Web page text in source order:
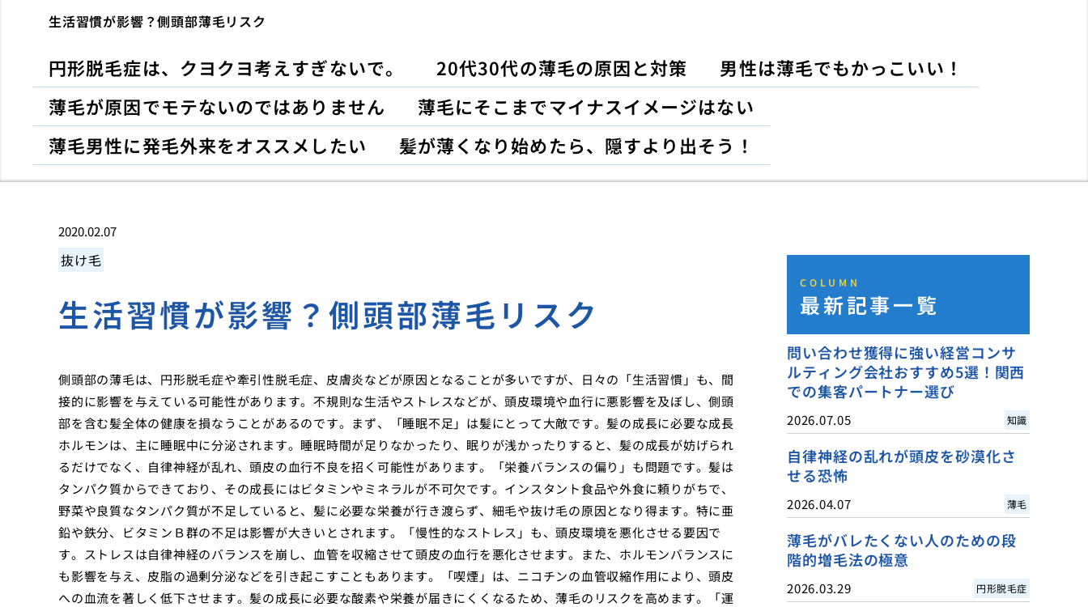
生活習慣が影響？側頭部薄毛リスク
円形脱毛症は、クヨクヨ考えすぎないで。 20代30代の薄毛の原因と対策
男性は薄毛でもかっこいい！
薄毛が原因でモテないのではありません
薄毛にそこまでマイナスイメージはない
薄毛男性に発毛外来をオススメしたい
髪が薄くなり始めたら、隠すより出そう！
2020.02.07
抜け毛
生活習慣が影響？側頭部薄毛リスク
側頭部の薄毛は、円形脱毛症や牽引性脱毛症、皮膚炎などが原因となることが多いですが、日々の「生活習慣」も、間
接的に影響を与えている可能性があります。不規則な生活やストレスなどが、頭皮環境や血行に悪影響を及ぼし、側頭
部を含む髪全体の健康を損なうことがあるのです。まず、「睡眠不足」は髪にとって大敵です。髪の成長に必要な成長
ホルモンは、主に睡眠中に分泌されます。睡眠時間が足りなかったり、眠りが浅かったりすると、髪の成長が妨げられ
るだけでなく、自律神経が乱れ、頭皮の血行不良を招く可能性があります。「栄養バランスの偏り」も問題です。髪は
タンパク質からできており、その成長にはビタミンやミネラルが不可欠です。インスタント食品や外食に頼りがちで、
野菜や良質なタンパク質が不足していると、髪に必要な栄養が行き渡らず、細毛や抜け毛の原因となり得ます。特に亜
鉛や鉄分、ビタミンＢ群の不足は影響が大きいとされます。「慢性的なストレス」も、頭皮環境を悪化させる要因で
す。ストレスは自律神経のバランスを崩し、血管を収縮させて頭皮の血行を悪化させます。また、ホルモンバランスに
も影響を与え、皮脂の過剰分泌などを引き起こすこともあります。「喫煙」は、ニコチンの血管収縮作用により、頭皮
への血流を著しく低下させます。髪の成長に必要な酸素や栄養が届きにくくなるため、薄毛のリスクを高めます。「運
COLUMN
最新記事一覧
問い合わせ獲得に強い経営コンサ
ルティング会社おすすめ5選！関西
での集客パートナー選び
2026.07.05 知識
自律神経の乱れが頭皮を砂漠化さ
せる恐怖
2026.04.07 薄毛
薄毛がバレたくない人のための段
階的増毛法の極意
2026.03.29 円形脱毛症